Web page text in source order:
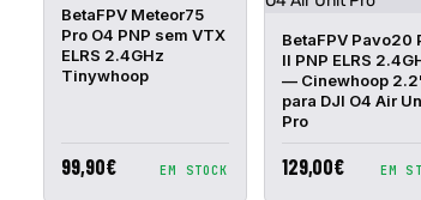
VISTA
RÁPIDA
ADICIONAR
AO CESTO
BetaFPV Meteor75
Pro O4 PNP sem VTX
ELRS 2.4GHz
Tinywhoop
99,90€ EM STOCK
VISTA
RÁPIDA
AO
BetaFPV Pavo20
II PNP ELRS
— Cinewhoop
para DJI O4 Air
Pro
129,00€ EM